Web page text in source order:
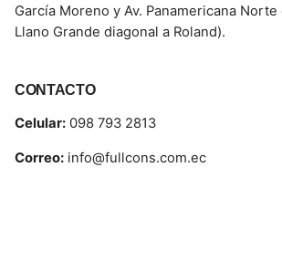
García Moreno y Av. Panamericana
Llano Grande diagonal a Roland).
CONTACTO
Celular: 098 793 2813
Correo: info@fullcons.com.ec